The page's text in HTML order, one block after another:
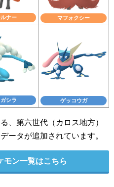
ナー マフォクシー
シラ ゲッコウガ
、第六世代（カロス地方）
ータが追加されています。
モン一覧はこちら